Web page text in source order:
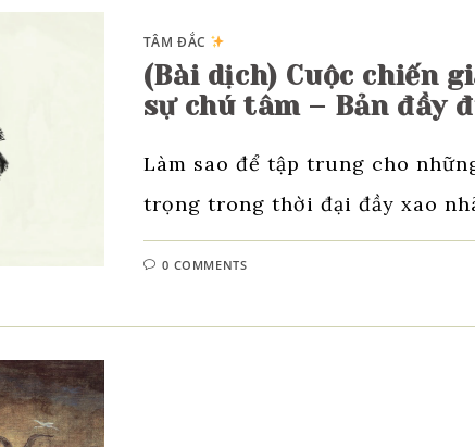
TÂM ĐẮC
(Bài dịch) Cuộc chiến
sự chú tâm – Bản đầy
Làm sao để tập trung cho
trọng trong thời đại đầy xao
0 COMMENTS